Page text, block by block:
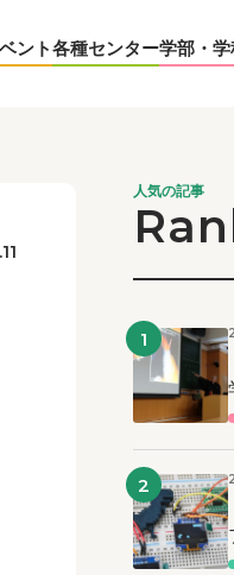
ント各種センター学部・学
人気の記事
1
2